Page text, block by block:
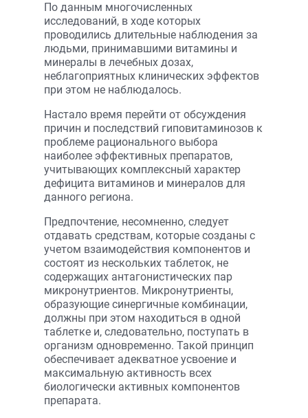
По данным многочисленных
исследований, в ходе которых
проводились длительные наблюдения за
людьми, принимавшими витамины и
минералы в лечебных дозах,
неблагоприятных клинических эффектов
при этом не наблюдалось.
Настало время перейти от обсуждения
причин и последствий гиповитаминозов к
проблеме рационального выбора
наиболее эффективных препаратов,
учитывающих комплексный характер
дефицита витаминов и минералов для
данного региона.
Предпочтение, несомненно, следует
отдавать средствам, которые созданы с
учетом взаимодействия компонентов и
состоят из нескольких таблеток, не
содержащих антагонистических пар
микронутриентов. Микронутриенты,
образующие синергичные комбинации,
должны при этом находиться в одной
таблетке и, следовательно, поступать в
организм одновременно. Такой принцип
обеспечивает адекватное усвоение и
максимальную активность всех
биологически активных компонентов
препарата.